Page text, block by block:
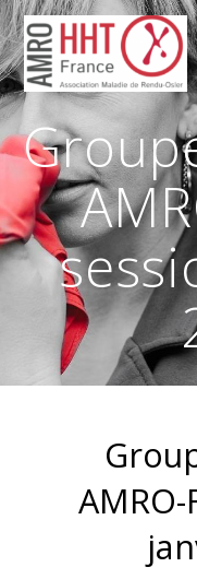
AMRO-